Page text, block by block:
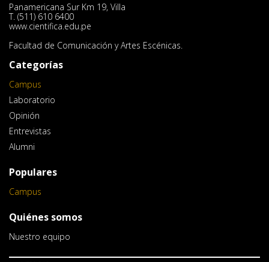
Panamericana Sur Km 19, Villa
T. (511) 610 6400
www.cientifica.edu.pe
Facultad de Comunicación y Artes Escénicas.
Categorías
Campus
Laboratorio
Opinión
Entrevistas
Alumni
Populares
Campus
Quiénes somos
Nuestro equipo